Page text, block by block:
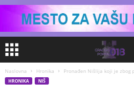
Naslovna Hronika Pronađen Nišlija koji je zbog
HRONIKA NIŠ